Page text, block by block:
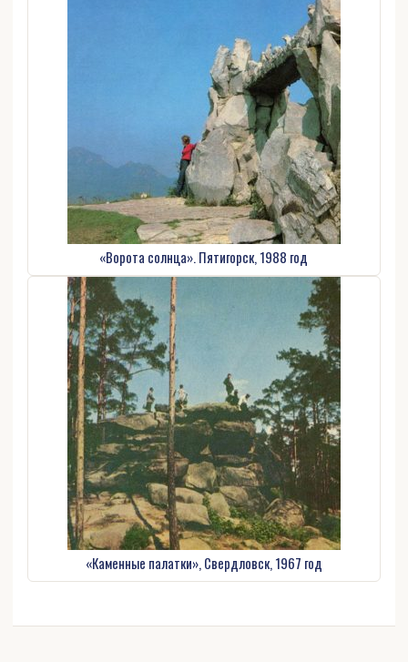
«Ворота солнца». Пятигорск, 1988 год
«Каменные палатки», Свердловск, 1967 год